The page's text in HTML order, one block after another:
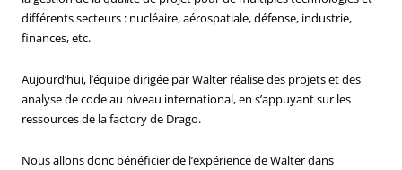
différents secteurs : nucléaire, aérospatiale, défense, industrie,
finances, etc.
Aujourd’hui, l’équipe dirigée par Walter réalise des projets et des
analyse de code au niveau international, en s’appuyant sur les
ressources de la factory de Drago.
Nous allons donc bénéficier de l’expérience de Walter dans